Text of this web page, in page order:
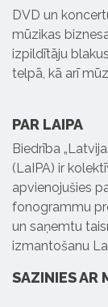
DVD un
mūzikas
izpildītāju
telpā, kā arī
PAR LAIPA
Biedrība
(LaIPA) ir
apvienojušies
fonogrammu
un saņemtu
izmantošanu
SAZINIES AR